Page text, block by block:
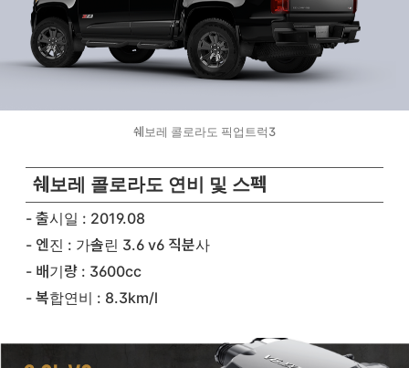
쉐보레 콜로라도 픽업트럭3
쉐보레 콜로라도 연비 및 스펙
- 출시일 : 2019.08
- 엔진 : 가솔린 3.6 v6 직분사
- 배기량 : 3600cc
- 복합연비 : 8.3km/l